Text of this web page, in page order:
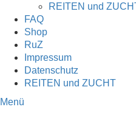
REITEN und
FAQ
Shop
RuZ
Impressum
Datenschutz
REITEN und ZUCHT
Menü